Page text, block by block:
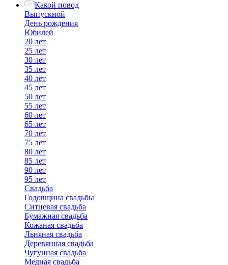
Какой повод
Выпускной
День рождения
Юбилей
20 лет
25 лет
30 лет
35 лет
40 лет
45 лет
50 лет
55 лет
60 лет
65 лет
70 лет
75 лет
80 лет
85 лет
90 лет
95 лет
Свадьба
Годовщина свадьбы
Ситцевая свадьба
Бумажная свадьба
Кожаная свадьба
Льняная свадьба
Деревянная свадьба
Чугунная свадьба
Медная свадьба